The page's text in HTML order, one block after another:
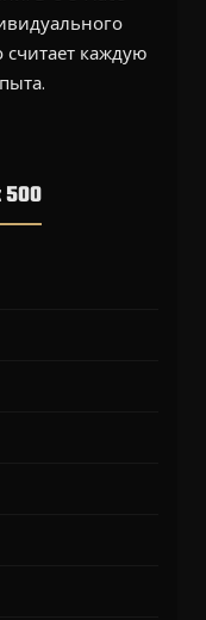
считает каждую